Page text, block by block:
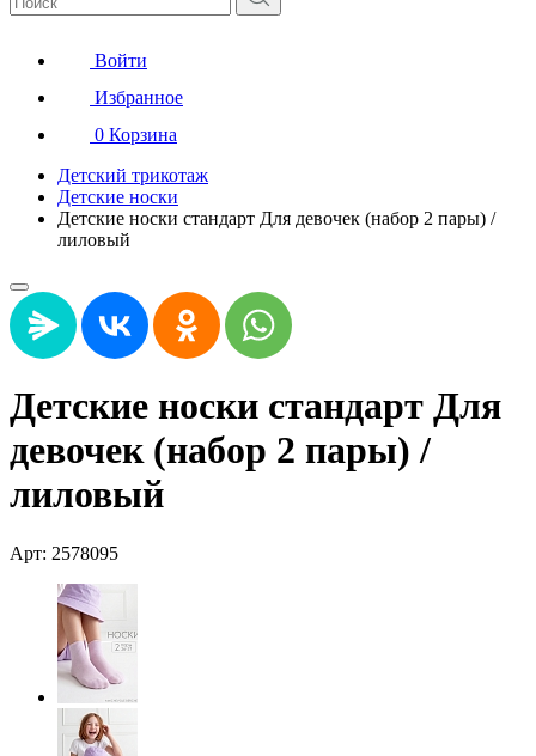
Войти
Избранное
0 Корзина
Детский трикотаж
Детские носки
Детские носки стандарт Для девочек (набор 2 пары) /
лиловый
Детские носки стандарт Для
девочек (набор 2 пары) /
лиловый
Арт: 2578095